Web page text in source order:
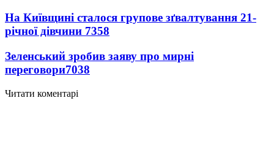
На Київщині сталося групове зґвалтування 21-
річної дівчини 7358
Зеленський зробив заяву про мирні
переговори7038
Читати коментарі